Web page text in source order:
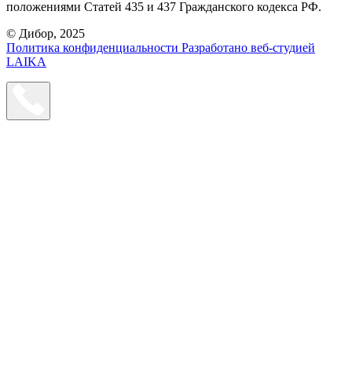
положениями Статей 435 и 437 Гражданского кодекса РФ.
© Дибор, 2025
Политика конфиденциальности Разработано веб-студией
LAIKA